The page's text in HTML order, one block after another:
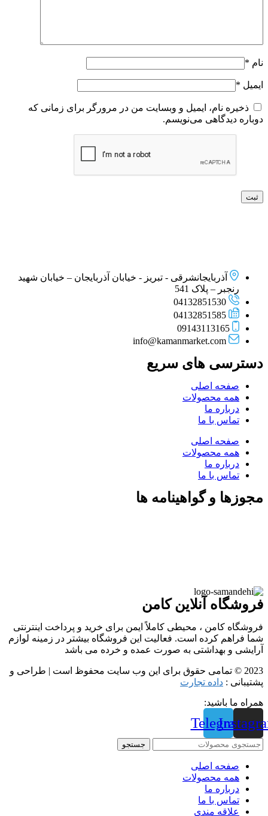
نام *
ایمیل *
ذخیره نام، ایمیل و وبسایت من در مرورگر برای زمانی که
دوباره دیدگاهی می‌نویسم.
آذربایجانشرقی - تبریز - خیابان آذربایجان – خیابان شهید
رنجبر – پلاک 541
04132851530
04132851585
09143113165
info@kamanmarket.com
دسترسی های سریع
صفحه اصلی
همه محصولات
درباره ما
تماس با ما
صفحه اصلی
همه محصولات
درباره ما
تماس با ما
مجوزها و گواهینامه ها
فروشگاه آنلاین کامن
فروشگاه کامن ، محیطی کاملاً ایمن برای خرید و پرداخت اینترنتی
شما فراهم کرده است. فعالیت این فروشگاه بیشتر در زمینه لوازم
آرایشی و بهداشتی به صورت عمده و خرده می باشد
2023 © تمامی حقوق برای این وب سایت محفوظ است | طراحی و
پشتیبانی : داده تجارت
همراه ما باشید:
Telegram
جستجو
صفحه اصلی
همه محصولات
درباره ما
تماس با ما
علاقه مندی